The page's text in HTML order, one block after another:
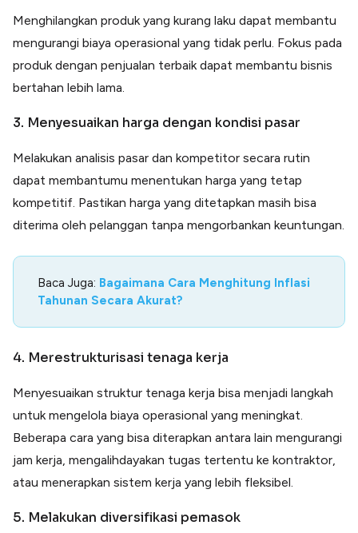
Menghilangkan produk yang kurang laku dapat membantu
mengurangi biaya operasional yang tidak perlu. Fokus pada
produk dengan penjualan terbaik dapat membantu bisnis
bertahan lebih lama.
3. Menyesuaikan harga dengan kondisi pasar
Melakukan analisis pasar dan kompetitor secara rutin
dapat membantumu menentukan harga yang tetap
kompetitif. Pastikan harga yang ditetapkan masih bisa
diterima oleh pelanggan tanpa mengorbankan keuntungan.
Baca Juga: Bagaimana Cara Menghitung Inflasi
Tahunan Secara Akurat?
4. Merestrukturisasi tenaga kerja
Menyesuaikan struktur tenaga kerja bisa menjadi langkah
untuk mengelola biaya operasional yang meningkat.
Beberapa cara yang bisa diterapkan antara lain mengurangi
jam kerja, mengalihdayakan tugas tertentu ke kontraktor,
atau menerapkan sistem kerja yang lebih fleksibel.
5. Melakukan diversifikasi pemasok